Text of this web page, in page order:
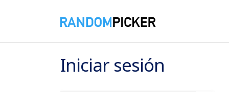
Iniciar sesión